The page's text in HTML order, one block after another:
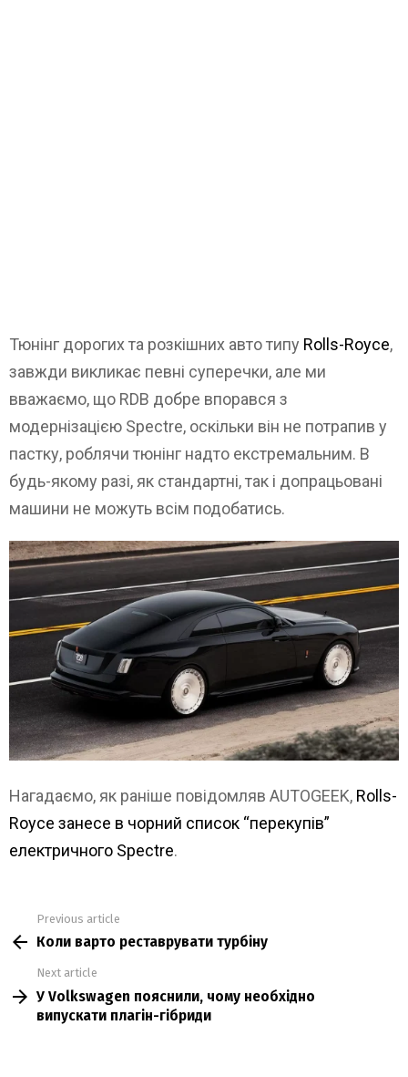
Тюнінг дорогих та розкішних авто типу Rolls-Royce,
завжди викликає певні суперечки, але ми
вважаємо, що RDB добре впорався з
модернізацією Spectre, оскільки він не потрапив у
пастку, роблячи тюнінг надто екстремальним. В
будь-якому разі, як стандартні, так і допрацьовані
машини не можуть всім подобатись.
Нагадаємо, як раніше повідомляв AUTOGEEK, Rolls-
Royce занесе в чорний список “перекупів”
електричного Spectre.
more
Previous article
Коли варто реставрувати турбіну
Next article
У Volkswagen пояснили, чому необхідно
випускати плагін-гібриди